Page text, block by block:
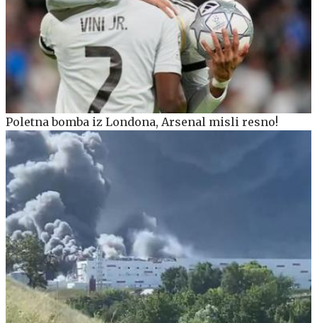
Poletna bomba iz Londona, Arsenal misli resno!